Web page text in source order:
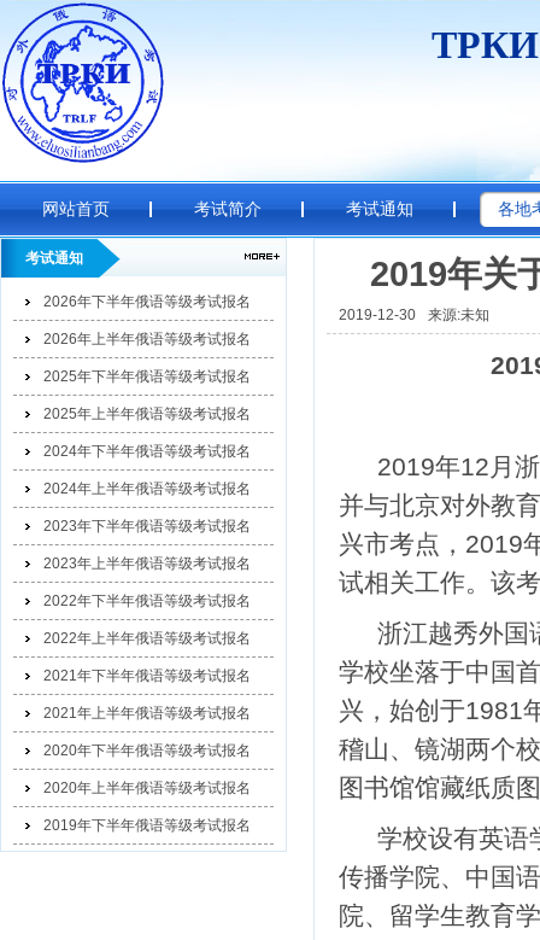
网站首页 考试简介 考试通知 各地
考试通知
2026年下半年俄语等级考试报名
2026年上半年俄语等级考试报名
2025年下半年俄语等级考试报名
2025年上半年俄语等级考试报名
2024年下半年俄语等级考试报名
2024年上半年俄语等级考试报名
2023年下半年俄语等级考试报名
2023年上半年俄语等级考试报名
2022年下半年俄语等级考试报名
2022年上半年俄语等级考试报名
2021年下半年俄语等级考试报名
2021年上半年俄语等级考试报名
2020年下半年俄语等级考试报名
2020年上半年俄语等级考试报名
2019年下半年俄语等级考试报名
2019年关
2019-12-30 来源:未知
2019年12月
并与北京对外教
兴市考点，2019
试相关工作。该
浙江越秀外国
学校坐落于中国
兴，始创于1981
稽山、镜湖两个
图书馆馆藏纸质
学校设有英语
传播学院、中国
院、留学生教育